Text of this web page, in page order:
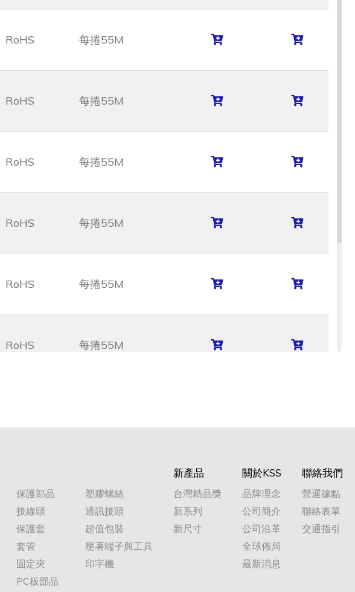
RoHS 每捲55M
RoHS 每捲55M
RoHS 每捲55M
RoHS 每捲55M
RoHS 每捲55M
RoHS 每捲55M
保護部品
接線頭
保護套
套管
固定夾
PC板部品
塑膠螺絲
通訊接頭
超值包裝
壓著端子與工具
印字機
新產品
台灣精品獎
新系列
新尺寸
關於KSS
品牌理念
公司簡介
公司沿革
全球佈局
最新消息
聯絡我們
營運據點
聯絡表單
交通指引